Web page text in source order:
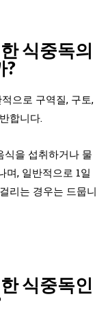
식중독의
?
으로 구역질, 구토,
합니다.
식을 섭취하거나 물
며, 일반적으로 1일
리는 경우는 드뭅니
식중독인